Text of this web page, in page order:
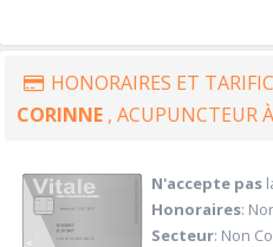
HONORAIRES ET
CORINNE , ACUPUNCTEUR
N'accepte pas
Honoraires:
Secteur: Non